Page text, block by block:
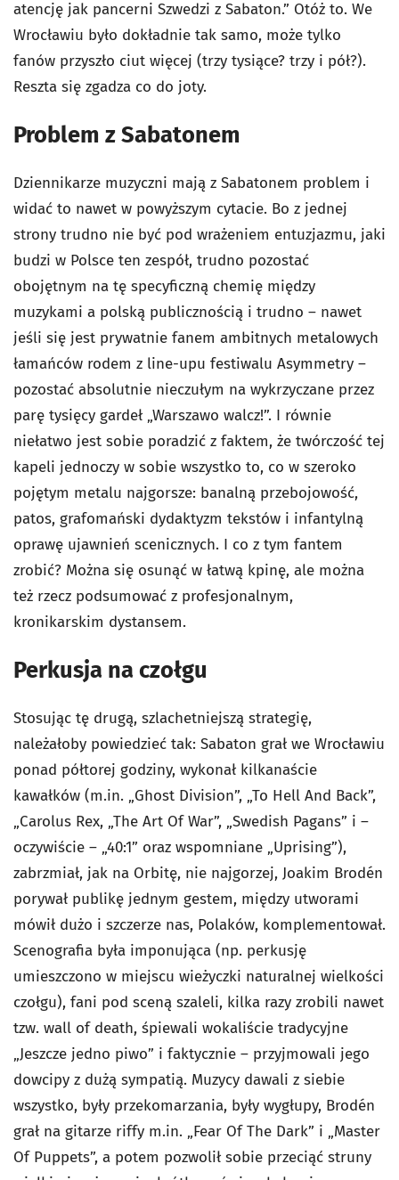
atencję jak pancerni Szwedzi z Sabaton.” Otóż to. We
Wrocławiu było dokładnie tak samo, może tylko
fanów przyszło ciut więcej (trzy tysiące? trzy i pół?).
Reszta się zgadza co do joty.
Problem z Sabatonem
Dziennikarze muzyczni mają z Sabatonem problem i
widać to nawet w powyższym cytacie. Bo z jednej
strony trudno nie być pod wrażeniem entuzjazmu, jaki
budzi w Polsce ten zespół, trudno pozostać
obojętnym na tę specyficzną chemię między
muzykami a polską publicznością i trudno – nawet
jeśli się jest prywatnie fanem ambitnych metalowych
łamańców rodem z line-upu festiwalu Asymmetry –
pozostać absolutnie nieczułym na wykrzyczane przez
parę tysięcy gardeł „Warszawo walcz!”. I równie
niełatwo jest sobie poradzić z faktem, że twórczość tej
kapeli jednoczy w sobie wszystko to, co w szeroko
pojętym metalu najgorsze: banalną przebojowość,
patos, grafomański dydaktyzm tekstów i infantylną
oprawę ujawnień scenicznych. I co z tym fantem
zrobić? Można się osunąć w łatwą kpinę, ale można
też rzecz podsumować z profesjonalnym,
kronikarskim dystansem.
Perkusja na czołgu
Stosując tę drugą, szlachetniejszą strategię,
należałoby powiedzieć tak: Sabaton grał we Wrocławiu
ponad półtorej godziny, wykonał kilkanaście
kawałków (m.in. „Ghost Division”, „To Hell And Back”,
„Carolus Rex, „The Art Of War”, „Swedish Pagans” i –
oczywiście – „40:1” oraz wspomniane „Uprising”),
zabrzmiał, jak na Orbitę, nie najgorzej, Joakim Brodén
porywał publikę jednym gestem, między utworami
mówił dużo i szczerze nas, Polaków, komplementował.
Scenografia była imponująca (np. perkusję
umieszczono w miejscu wieżyczki naturalnej wielkości
czołgu), fani pod sceną szaleli, kilka razy zrobili nawet
tzw. wall of death, śpiewali wokaliście tradycyjne
„Jeszcze jedno piwo” i faktycznie – przyjmowali jego
dowcipy z dużą sympatią. Muzycy dawali z siebie
wszystko, były przekomarzania, były wygłupy, Brodén
grał na gitarze riffy m.in. „Fear Of The Dark” i „Master
Of Puppets”, a potem pozwolił sobie przeciąć struny